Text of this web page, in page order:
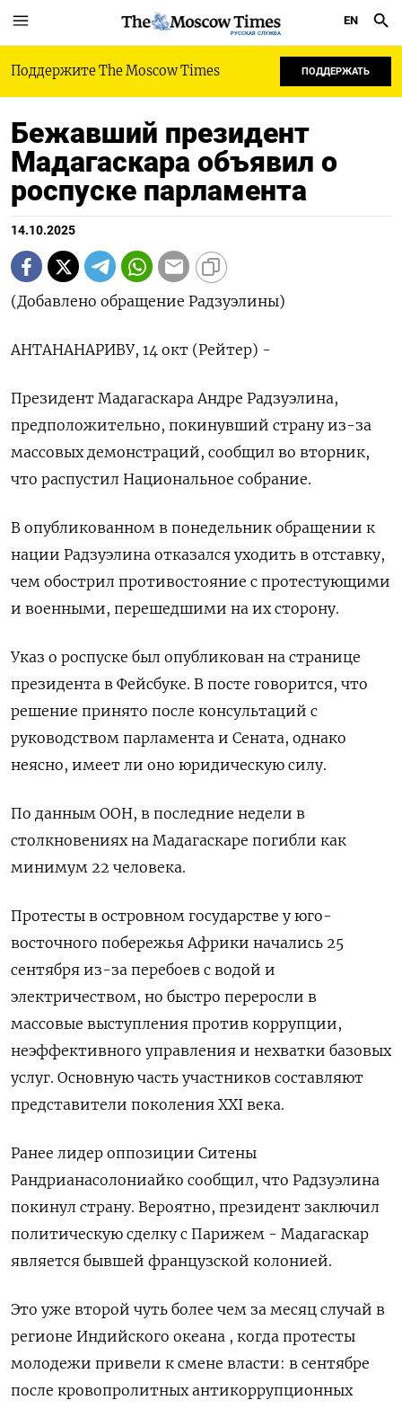
РУССКАЯ СЛУЖБА
EN
Поддержите The Moscow Times ПОДДЕРЖАТЬ
Бежавший президент
Мадагаскара объявил о
роспуске парламента
14.10.2025
(Добавлено обращение Радзуэлины)
АНТАНАНАРИВУ, 14 окт (Рейтер) -
Президент Мадагаскара Андре Радзуэлина,
предположительно, покинувший страну из-за
массовых демонстраций, сообщил во вторник,
что распустил Национальное собрание.
В опубликованном в понедельник обращении к
нации Радзуэлина отказался уходить в отставку,
чем обострил противостояние с протестующими
и военными, перешедшими на их сторону.
Указ о роспуске был опубликован на странице
президента в Фейсбуке. В посте говорится, что
решение принято после консультаций с
руководством парламента и Сената, однако
неясно, имеет ли оно юридическую силу.
По данным ООН, в последние недели в
столкновениях на Мадагаскаре погибли как
минимум 22 человека.
Протесты в островном государстве у юго-
восточного побережья Африки начались 25
сентября из-за перебоев с водой и
электричеством, но быстро переросли в
массовые выступления против коррупции,
неэффективного управления и нехватки базовых
услуг. Основную часть участников составляют
представители поколения XXI века.
Ранее лидер оппозиции Ситены
Рандрианасолониайко сообщил, что Радзуэлина
покинул страну. Вероятно, президент заключил
политическую сделку с Парижем - Мадагаскар
является бывшей французской колонией.
Это уже второй чуть более чем за месяц случай в
регионе Индийского океана , когда протесты
молодежи привели к смене власти: в сентябре
после кровопролитных антикоррупционных